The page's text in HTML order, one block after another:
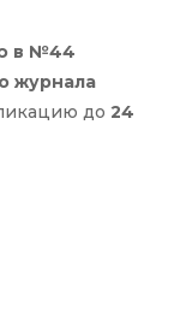
в №44
журнала
до 24